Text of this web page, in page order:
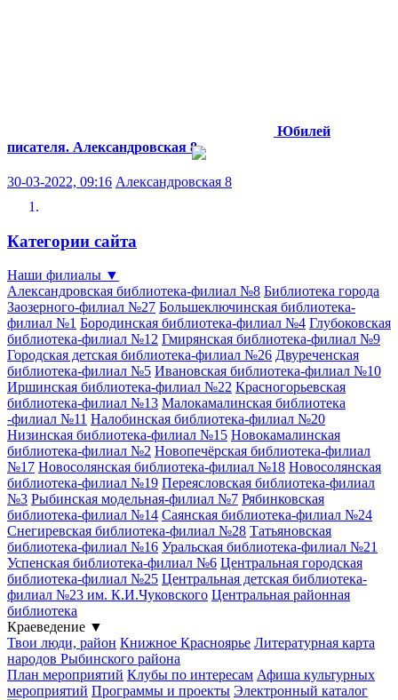
Юбилей
писателя. Александровская 8
30-03-2022, 09:16 Александровская 8
Категории сайта
Наши филиалы ▼
Александровская библиотека-филиал №8 Библиотека города
Заозерного-филиал №27 Большеключинская библиотека-
филиал №1 Бородинская библиотека-филиал №4 Глубоковская
библиотека-филиал №12 Гмирянская библиотека-филиал №9
Городская детская библиотека-филиал №26 Двуреченская
библиотека-филиал №5 Ивановская библиотека-филиал №10
Иршинская библиотека-филиал №22 Красногорьевская
библиотека-филиал №13 Малокамалинская библиотека
-филиал №11 Налобинская библиотека-филиал №20
Низинская библиотека-филиал №15 Новокамалинская
библиотека-филиал №2 Новопечёрская библиотека-филиал
№17 Новосолянская библиотека-филиал №18 Новосолянская
библиотека-филиал №19 Переясловская библиотека-филиал
№3 Рыбинская модельная-филиал №7 Рябинковская
библиотека-филиал №14 Саянская библиотека-филиал №24
Снегиревская библиотека-филиал №28 Татьяновская
библиотека-филиал №16 Уральская библиотека-филиал №21
Успенская библиотека-филиал №6 Центральная городская
библиотека-филиал №25 Центральная детская библиотека-
филиал №23 им. К.И.Чуковского Центральная районная
библиотека
Краеведение ▼
Твои люди, район Книжное Красноярье Литературная карта
народов Рыбинского района
План мероприятий Клубы по интересам Афиша культурных
мероприятий Программы и проекты Электронный каталог